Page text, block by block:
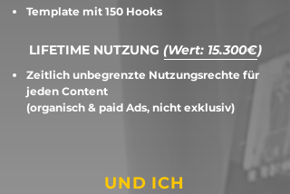
Template mit 150 Hooks
LIFETIME NUTZUNG (Wert: 15.300€)
Zeitlich unbegrenzte Nutzungsrechte für
jeden Content
(organisch & paid Ads, nicht exklusiv)
UND ICH